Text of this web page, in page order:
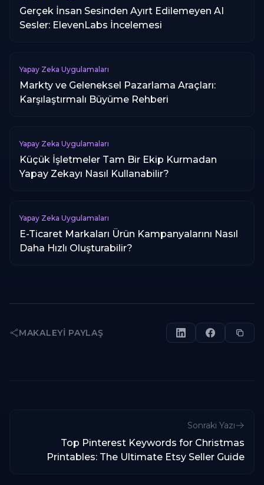
Gerçek İnsan Sesinden Ayırt Edilemeyen AI
Sesler: ElevenLabs İncelemesi
Yapay Zeka Uygulamaları
Markty ve Geleneksel Pazarlama Araçları:
Karşılaştırmalı Büyüme Rehberi
Yapay Zeka Uygulamaları
Küçük İşletmeler Tam Bir Ekip Kurmadan
Yapay Zekayı Nasıl Kullanabilir?
Yapay Zeka Uygulamaları
E-Ticaret Markaları Ürün Kampanyalarını Nasıl
Daha Hızlı Oluşturabilir?
MAKALEYI PAYLAŞ
Sonraki Yazı
Top Pinterest Keywords for Christmas
Printables: The Ultimate Etsy Seller Guide